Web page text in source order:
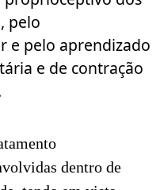
pelo
e pelo aprendizado
e de contração
dentro de